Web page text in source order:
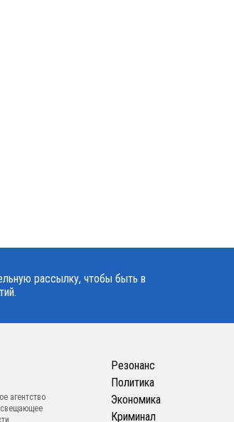
рассылку, чтобы быть в
агентство
Резонанс
Политика
Экономика
Криминал